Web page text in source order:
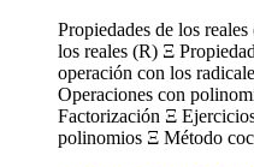
Propiedades de los
los reales (R) Ξ
operación con los
Operaciones con
Factorización Ξ
polinomios Ξ Método